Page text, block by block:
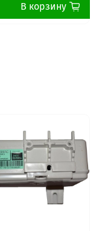
В корзину